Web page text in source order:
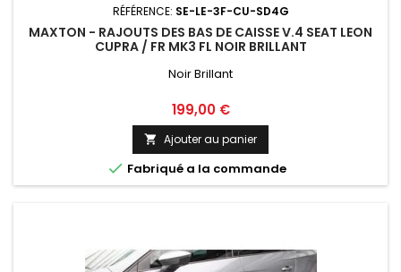
RÉFÉRENCE: SE-LE-3F-CU-SD4G
MAXTON - RAJOUTS DES BAS DE CAISSE V.4 SEAT LEON
CUPRA / FR MK3 FL NOIR BRILLANT
Noir Brillant
Prix
199,00 €
 Ajouter au panier
 Fabriqué a la commande